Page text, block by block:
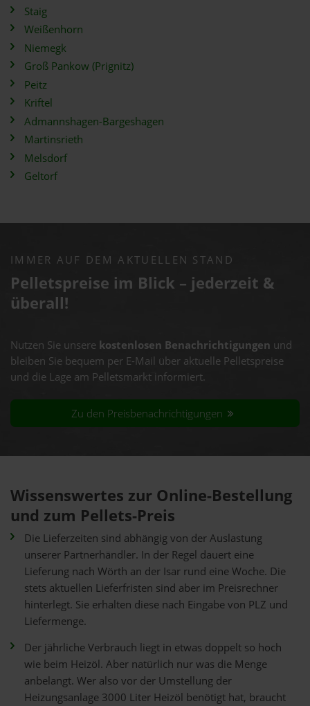
Staig
Weißenhorn
Niemegk
Groß Pankow (Prignitz)
Peitz
Kriftel
Admannshagen-Bargeshagen
Martinsrieth
Melsdorf
Geltorf
IMMER AUF DEM AKTUELLEN STAND
Pelletspreise im Blick – jederzeit &
überall!
Nutzen Sie unsere kostenlosen Benachrichtigungen und
bleiben Sie bequem per E-Mail über aktuelle Pelletspreise
und die Lage am Pelletsmarkt informiert.
Zu den Preisbenachrichtigungen
Wissenswertes zur Online-Bestellung
und zum Pellets-Preis
Die Lieferzeiten sind abhängig von der Auslastung
unserer Partnerhändler. In der Regel dauert eine
Lieferung nach Wörth an der Isar rund eine Woche. Die
stets aktuellen Lieferfristen sind aber im Preisrechner
hinterlegt. Sie erhalten diese nach Eingabe von PLZ und
Liefermenge.
Der jährliche Verbrauch liegt in etwas doppelt so hoch
wie beim Heizöl. Aber natürlich nur was die Menge
anbelangt. Wer also vor der Umstellung der
Heizungsanlage 3000 Liter Heizöl benötigt hat, braucht